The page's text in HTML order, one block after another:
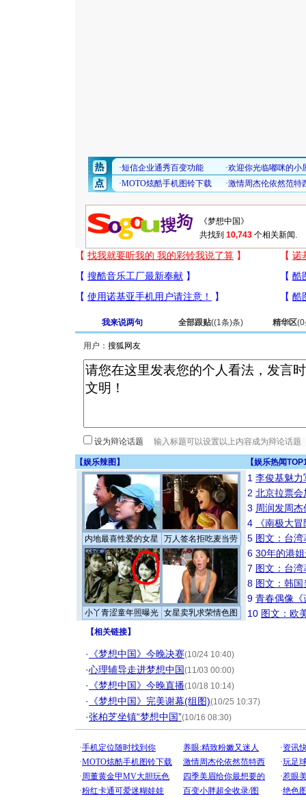
共找到 10,743 个相关新闻.
我来说两句 全部跟贴((1条)条) 精华区(0
用户：
设为辩论话题
【娱乐辣图 】 【娱乐热闻
内地最喜性爱的女星 万人签名拒吃麦当劳
小丫青涩童年照曝光 女星卖乳求荣情色图
1 李俊基魅力
2 北京拉票
3 周润发周
4
《南极大
5 图文：台
6 30年的港
7 图文：台
8 图文：韩
9 青春偶像《
10 图文：欧
【相关链接】
· 《梦想中国》今晚决赛(10/24 10:40)
·心理辅导走进梦想中国(11/03 00:00)
· 《梦想中国》今晚直播(10/18 10:14)
· 《梦想中国》完美谢幕(组图)(10/25 10:37)
·张柏芝坐镇“梦想中国”(10/16 08:30)